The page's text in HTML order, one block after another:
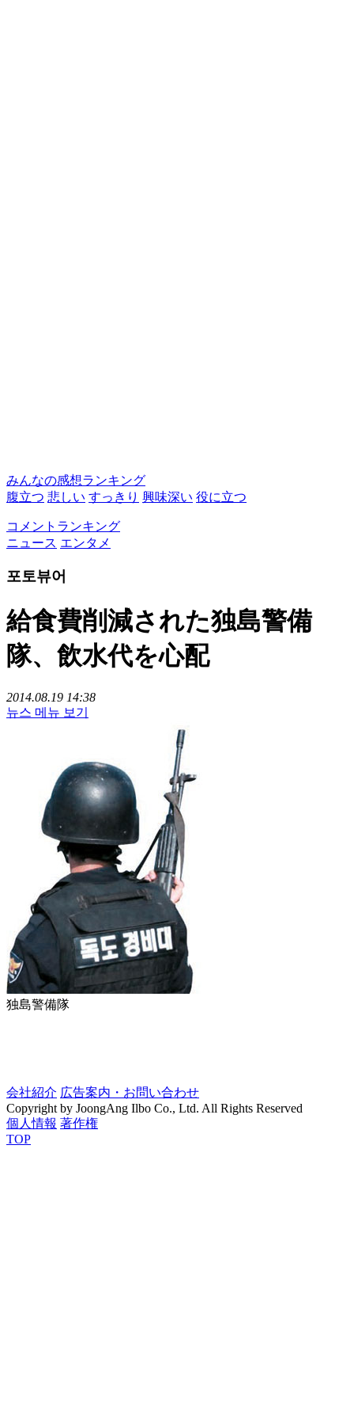
みんなの感想ランキング
腹立つ 悲しい すっきり 興味深い 役に立つ
コメントランキング
ニュース エンタメ
포토뷰어
給食費削減された独島警備
隊、飲水代を心配
2014.08.19 14:38
뉴스 메뉴 보기
独島警備隊
会社紹介 広告案内・お問い合わせ
Copyright by JoongAng Ilbo Co., Ltd. All Rights Reserved
個人情報 著作権
TOP